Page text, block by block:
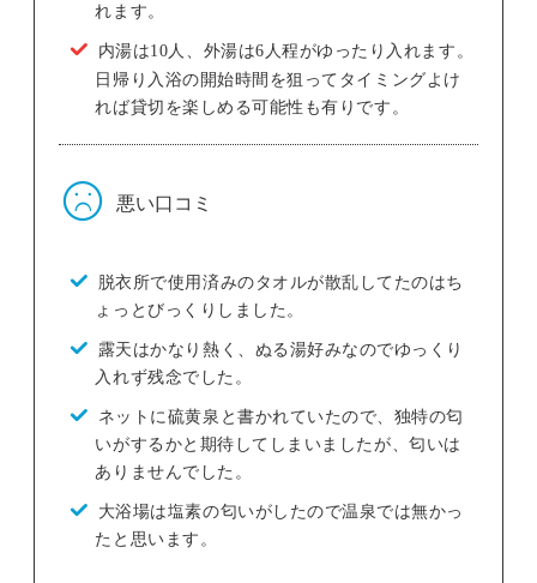
れます。
内湯は10人、外湯は6人程がゆったり入れます。
日帰り入浴の開始時間を狙ってタイミングよけ
れば貸切を楽しめる可能性も有りです。
悪い口コミ
脱衣所で使用済みのタオルが散乱してたのはち
ょっとびっくりしました。
露天はかなり熱く、ぬる湯好みなのでゆっくり
入れず残念でした。
ネットに硫黄泉と書かれていたので、独特の匂
いがするかと期待してしまいましたが、匂いは
ありませんでした。
大浴場は塩素の匂いがしたので温泉では無かっ
たと思います。